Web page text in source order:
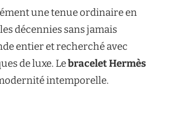
une tenue ordinaire en
décennies sans jamais
entier et recherché avec
de luxe. Lebracelet Hermès
intemporelle.